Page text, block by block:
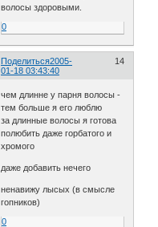
волосы здоровыми.
0
Поделиться 14
2005-
01-18 03:43:40
чем длинне у парня волосы -
тем больше я его люблю
за длинные волосы я готова
полюбить даже горбатого и
хромого
даже добавить нечего
ненавижу лысых (в смысле
гопников)
0